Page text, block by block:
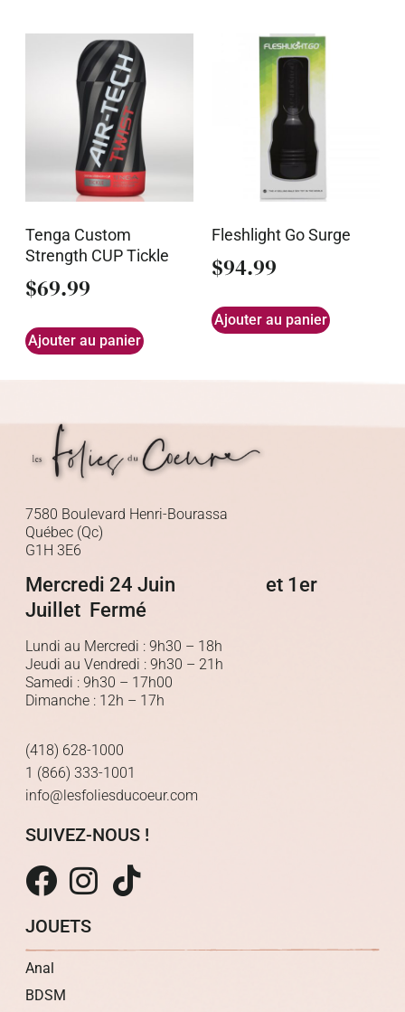
Tenga Custom
Strength CUP Tickle
$69.99
Ajouter au panier
Fleshlight Go Surge
$94.99
Ajouter au panier
7580 Boulevard Henri-Bourassa
Québec (Qc)
G1H 3E6
Mercredi 24 Juin et 1er
Juillet Fermé
Lundi au Mercredi : 9h30 – 18h
Jeudi au Vendredi : 9h30 – 21h
Samedi : 9h30 – 17h00
Dimanche : 12h – 17h
(418) 628-1000
1 (866) 333-1001
info@lesfoliesducoeur.com
SUIVEZ-NOUS !
JOUETS
Anal
BDSM